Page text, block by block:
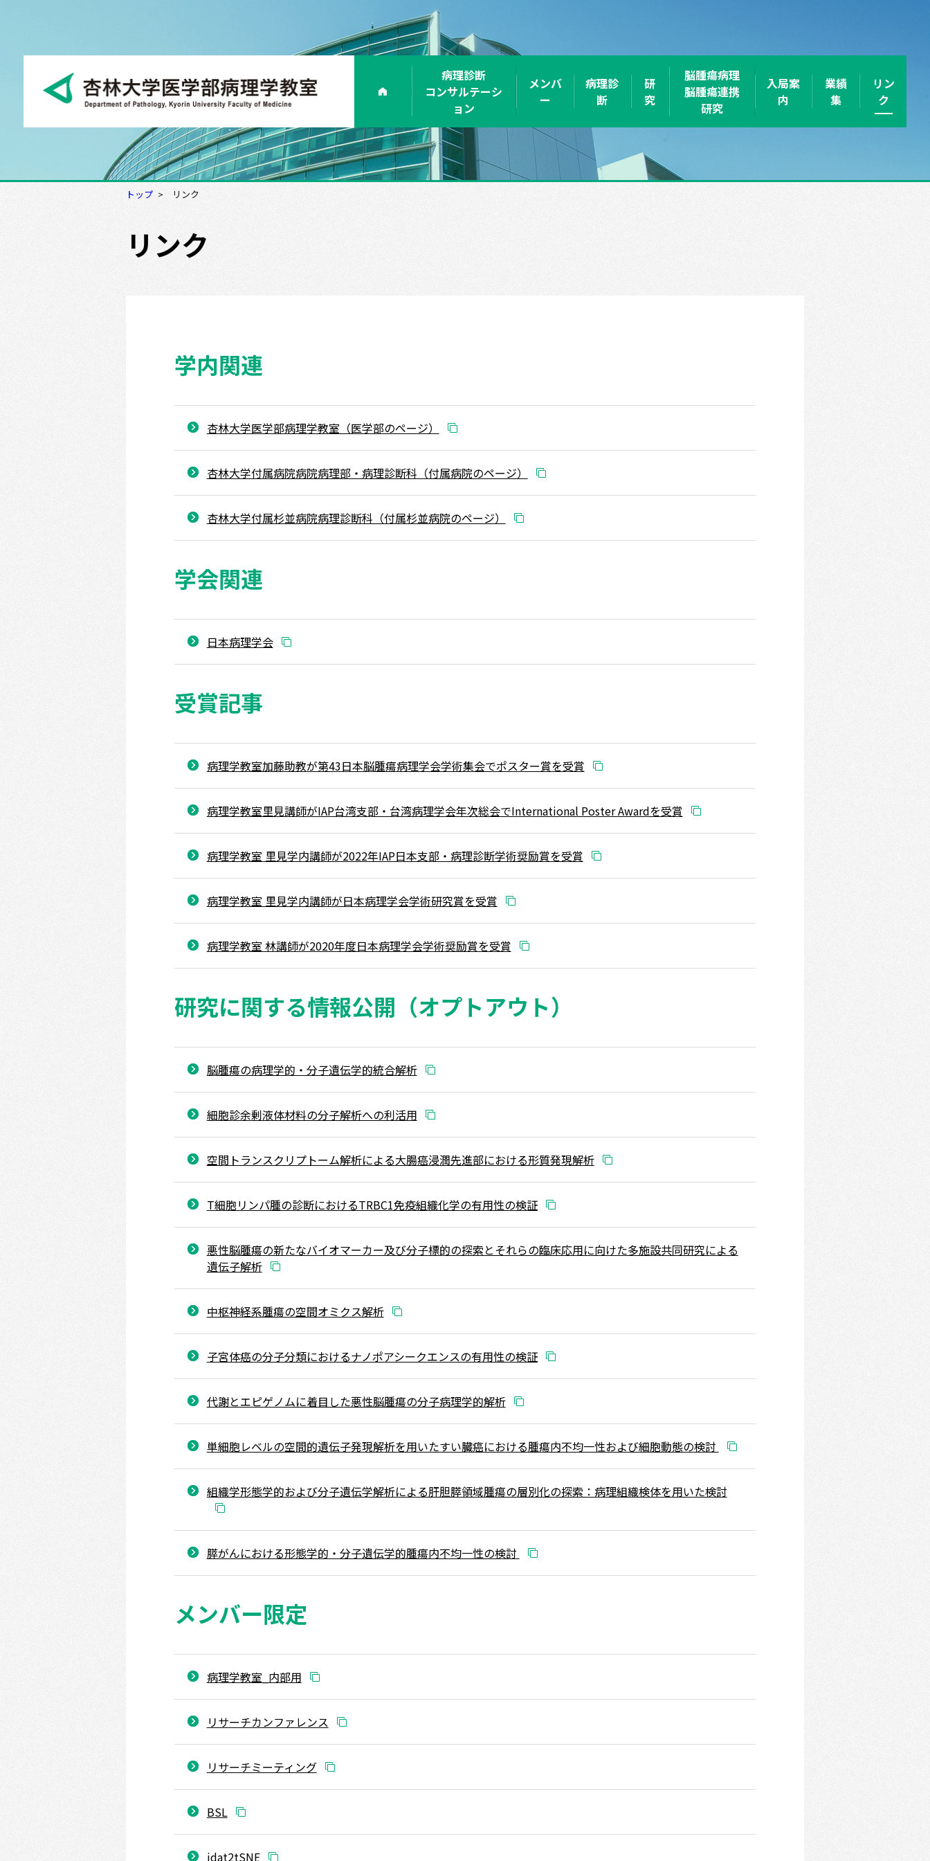
病理診断
コンサルテーシ
ョン
メンバ
ー
病理診
断
研
究
脳腫瘍病理
脳腫瘍連携
研究
入局案
内
業績
集
リン
ク
トップ リンク
リンク
学内関連
杏林大学医学部病理学教室（医学部のページ）
杏林大学付属病院病院病理部・病理診断科（付属病院のページ）
杏林大学付属杉並病院病理診断科（付属杉並病院のページ）
学会関連
日本病理学会
受賞記事
病理学教室加藤助教が第43日本脳腫瘍病理学会学術集会でポスター賞を受賞
病理学教室里見講師がIAP台湾支部・台湾病理学会年次総会でInternational Poster Awardを受賞
病理学教室 里見学内講師が2022年IAP日本支部・病理診断学術奨励賞を受賞
病理学教室 里見学内講師が日本病理学会学術研究賞を受賞
病理学教室 林講師が2020年度日本病理学会学術奨励賞を受賞
研究に関する情報公開（オプトアウト）
脳腫瘍の病理学的・分子遺伝学的統合解析
細胞診余剰液体材料の分子解析への利活用
空間トランスクリプトーム解析による大腸癌浸潤先進部における形質発現解析
T細胞リンパ腫の診断におけるTRBC1免疫組織化学の有用性の検証
悪性脳腫瘍の新たなバイオマーカー及び分子標的の探索とそれらの臨床応用に向けた多施設共同研究による
遺伝子解析
中枢神経系腫瘍の空間オミクス解析
子宮体癌の分子分類におけるナノポアシークエンスの有用性の検証
代謝とエピゲノムに着目した悪性脳腫瘍の分子病理学的解析
単細胞レベルの空間的遺伝子発現解析を用いたすい臓癌における腫瘍内不均一性および細胞動態の検討
組織学形態学的および分子遺伝学解析による肝胆膵領域腫瘍の層別化の探索：病理組織検体を用いた検討
膵がんにおける形態学的・分子遺伝学的腫瘍内不均一性の検討
メンバー限定
病理学教室_内部用
リサーチカンファレンス
リサーチミーティング
BSL
idat2tSNE